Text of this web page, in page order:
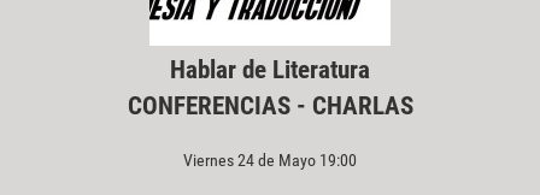
Hablar de Literatura
CONFERENCIAS - CHARLAS
Viernes 24 de Mayo 19:00